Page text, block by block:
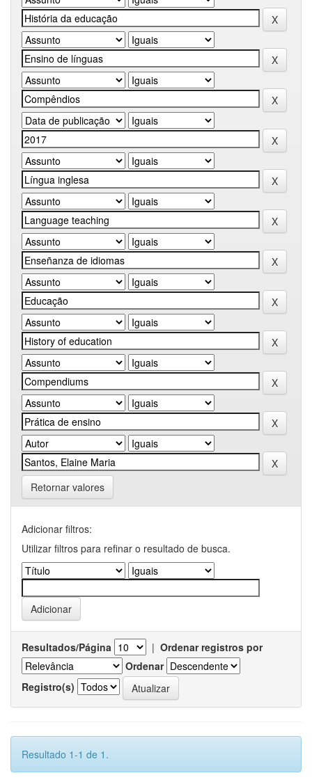
Retornar valores
Adicionar filtros:
Utilizar filtros para refinar o resultado de busca.
Resultados/Página | Ordenar registros por
Ordenar
Registro(s)
Resultado 1-1 de 1.